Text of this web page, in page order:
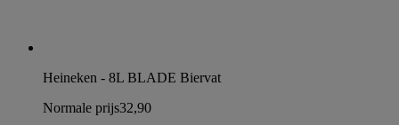
Heineken - 8L BLADE Biervat
Normale prijs32,90